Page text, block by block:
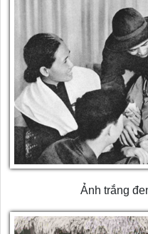
Ảnh trắng